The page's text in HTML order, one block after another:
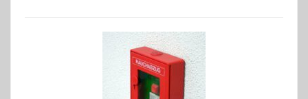
bewusst
herzlich